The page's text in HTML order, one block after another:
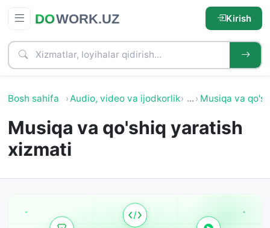
Kirish
Bosh sahifa Audio, video va ijodkorlik … Musiqa va
Musiqa va qo'shiq yaratish
xizmati